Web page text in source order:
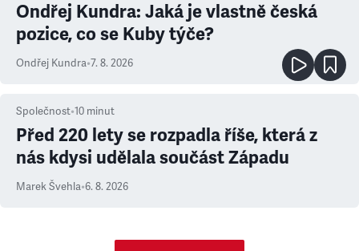
Ondřej Kundra: Jaká je vlastně česká
pozice, co se Kuby týče?
Ondřej Kundra•7. 8. 2026
Společnost•10 minut
Před 220 lety se rozpadla říše, která z
nás kdysi udělala součást Západu
Marek Švehla•6. 8. 2026